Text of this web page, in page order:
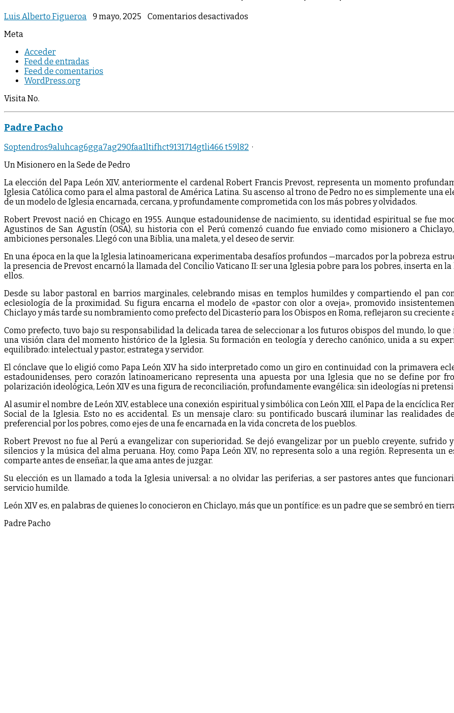
Luis Alberto Figueroa 9 mayo, 2025 Comentarios desactivados
PADRE
DEL
WWW.NOTIEJE.COM
CUBRIENDO
LOS
CINCO
CONTINENTES
DEL
TERCER
DEL
SISTEMA
AMÉRICA,
ASIA,
OEANÍA
ÁFRICA.
Meta
Acceder
Feed de entradas
Feed de comentarios
WordPress.org
Visita No.
Padre Pacho
Soptendros9aluhcag6gga7ag290faa1ltifhct9131714gtli466 t59l82 ·
Un Misionero en la Sede de Pedro
La elección del Papa León XIV, anteriormente el cardenal Robert Francis Prevost, representa un momento
Iglesia Católica como para el alma pastoral de América Latina. Su ascenso al trono de Pedro no es simplemente una
de un modelo de Iglesia encarnada, cercana, y profundamente comprometida con los más pobres y olvidados.
Robert Prevost nació en Chicago en 1955. Aunque estadounidense de nacimiento, su identidad espiritual se fue
Agustinos de San Agustín (OSA), su historia con el Perú comenzó cuando fue enviado como misionero a
ambiciones personales. Llegó con una Biblia, una maleta, y el deseo de servir.
En una época en la que la Iglesia latinoamericana experimentaba desafíos profundos —marcados por la pobreza
la presencia de Prevost encarnó la llamada del Concilio Vaticano II: ser una Iglesia pobre para los pobres, inserta en
ellos.
Desde su labor pastoral en barrios marginales, celebrando misas en templos humildes y compartiendo el pan
eclesiología de la proximidad. Su figura encarna el modelo de «pastor con olor a oveja», promovido
Chiclayo y más tarde su nombramiento como prefecto del Dicasterio para los Obispos en Roma, reflejaron su
Como prefecto, tuvo bajo su responsabilidad la delicada tarea de seleccionar a los futuros obispos del mundo, lo
una visión clara del momento histórico de la Iglesia. Su formación en teología y derecho canónico, unida a su
equilibrado: intelectual y pastor, estratega y servidor.
El cónclave que lo eligió como Papa León XIV ha sido interpretado como un giro en continuidad con la primavera
estadounidenses, pero corazón latinoamericano representa una apuesta por una Iglesia que no se define por
polarización ideológica, León XIV es una figura de reconciliación, profundamente evangélica: sin ideologías ni
Al asumir el nombre de León XIV, establece una conexión espiritual y simbólica con León XIII, el Papa de la encíclica
Social de la Iglesia. Esto no es accidental. Es un mensaje claro: su pontificado buscará iluminar las realidades
preferencial por los pobres, como ejes de una fe encarnada en la vida concreta de los pueblos.
Robert Prevost no fue al Perú a evangelizar con superioridad. Se dejó evangelizar por un pueblo creyente, sufrido
silencios y la música del alma peruana. Hoy, como Papa León XIV, no representa solo a una región. Representa
comparte antes de enseñar, la que ama antes de juzgar.
Su elección es un llamado a toda la Iglesia universal: a no olvidar las periferias, a ser pastores antes que
servicio humilde.
León XIV es, en palabras de quienes lo conocieron en Chiclayo, más que un pontífice: es un padre que se sembró en
Padre Pacho